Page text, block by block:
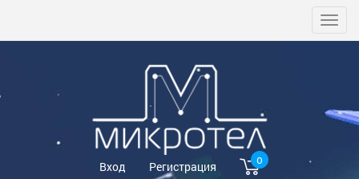
Вход Регистрация 0